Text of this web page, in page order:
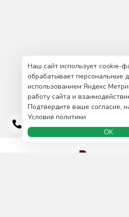
Наш сайт использует cookie-
обрабатывает персональные
использованием Яндекс
работу сайта и
Подтвердите ваше согласие,
Условия политики
OK